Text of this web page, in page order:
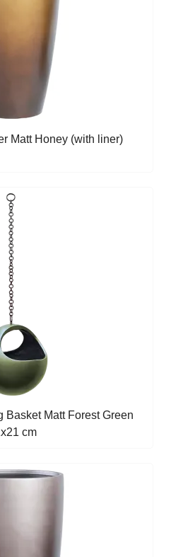
Matt Honey (with liner)
Basket Matt Forest Green
cm